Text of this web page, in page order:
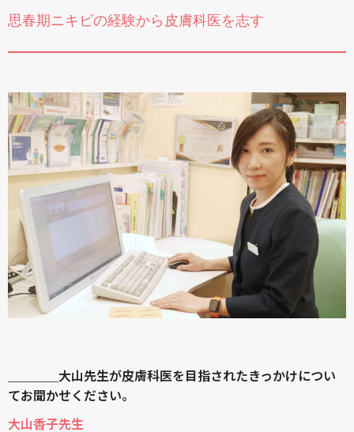
思春期ニキビの経験から皮膚科医を志す
＿＿＿＿大山先生が皮膚科医を目指されたきっかけについ
てお聞かせください。
大山香子先生